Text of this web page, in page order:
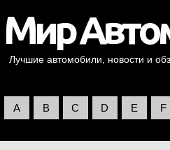
Лучшие автомобили, новости и
A B C D E F